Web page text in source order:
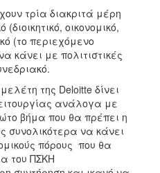
τρία διακριτά μέρη
οικονομικό,
(το περιεχόμενο
κάνει με πολιτιστικές
της Deloitte δίνει
ανάλογα με
βήμα που θα πρέπει η
συνολικότερα να κάνει
πόρους που θα
του ΠΣΚΗ